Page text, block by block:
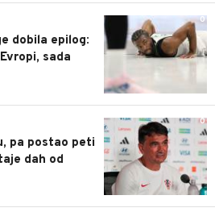
0
dobila epilog:
sada
0
pa postao peti
dah od